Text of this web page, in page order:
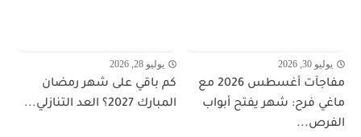
يوليو 30, 2026
مفاجآت أغسطس 2026 مع
ماغي فرح: شهر يفتح أبواب
الفرص...
يوليو 28, 2026
كم باقي على شهر رمضان
المبارك 2027؟ العد التنازلي...